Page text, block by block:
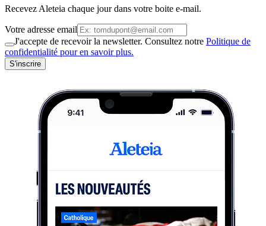
Recevez Aleteia chaque jour dans votre boite e-mail.
Votre adresse email
J'accepte de recevoir la newsletter. Consultez notre Politique de
confidentialité pour en savoir plus.
S'inscrire